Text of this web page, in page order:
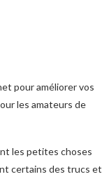
pour améliorer vos
les amateurs de
les petites choses
certains des trucs et